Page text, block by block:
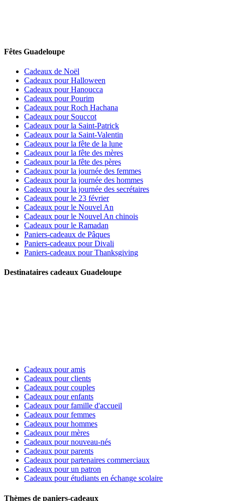
Fêtes Guadeloupe
Cadeaux de Noël
Cadeaux pour Halloween
Cadeaux pour Hanoucca
Cadeaux pour Pourim
Cadeaux pour Roch Hachana
Cadeaux pour Souccot
Cadeaux pour la Saint-Patrick
Cadeaux pour la Saint-Valentin
Cadeaux pour la fête de la lune
Cadeaux pour la fête des mères
Cadeaux pour la fête des pères
Cadeaux pour la journée des femmes
Cadeaux pour la journée des hommes
Cadeaux pour la journée des secrétaires
Cadeaux pour le 23 février
Cadeaux pour le Nouvel An
Cadeaux pour le Nouvel An chinois
Cadeaux pour le Ramadan
Paniers-cadeaux de Pâques
Paniers-cadeaux pour Divali
Paniers-cadeaux pour Thanksgiving
Destinataires cadeaux Guadeloupe
Cadeaux pour amis
Cadeaux pour clients
Cadeaux pour couples
Cadeaux pour enfants
Cadeaux pour famille d'accueil
Cadeaux pour femmes
Cadeaux pour hommes
Cadeaux pour mères
Cadeaux pour nouveau-nés
Cadeaux pour parents
Cadeaux pour partenaires commerciaux
Cadeaux pour un patron
Cadeaux pour étudiants en échange scolaire
Thèmes de paniers-cadeaux